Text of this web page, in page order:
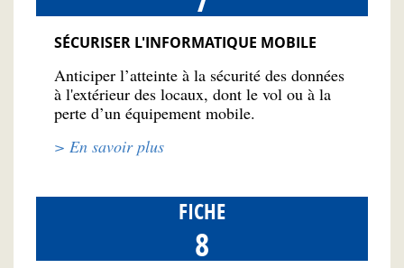
SÉCURISER L'INFORMATIQUE MOBILE
Anticiper l’atteinte à la sécurité des données
à l'extérieur des locaux, dont le vol ou à la
perte d’un équipement mobile.
> En savoir plus
FICHE
8